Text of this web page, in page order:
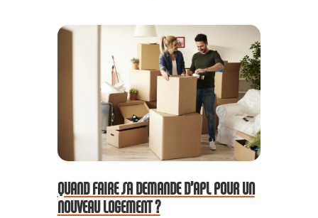
QUAND FAIRE SA DEMANDE D’APL POUR UN
NOUVEAU LOGEMENT ?